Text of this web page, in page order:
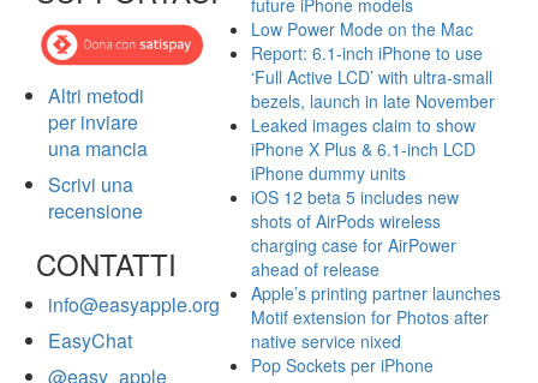
Altri metodi
per inviare
una mancia
Scrivi una
recensione
CONTATTI
info@easyapple.org
EasyChat
@easy_apple
future iPhone models
Low Power Mode on the Mac
Report: 6.1-inch iPhone to use
‘Full Active LCD’ with ultra-small
bezels, launch in late November
Leaked images claim to show
iPhone X Plus & 6.1-inch LCD
iPhone dummy units
iOS 12 beta 5 includes new
shots of AirPods wireless
charging case for AirPower
ahead of release
Apple’s printing partner launches
Motif extension for Photos after
native service nixed
Pop Sockets per iPhone